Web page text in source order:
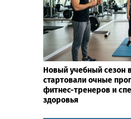
Новый учебный сезон
стартовали очные
фитнес-тренеров и
здоровья